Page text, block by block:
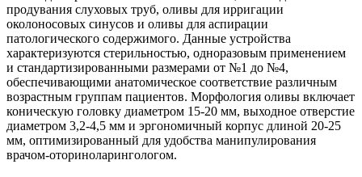
продувания слуховых труб, оливы для ирригации
околоносовых синусов и оливы для аспирации
патологического содержимого. Данные устройства
характеризуются стерильностью, одноразовым применением
и стандартизированными размерами от №1 до №4,
обеспечивающими анатомическое соответствие различным
возрастным группам пациентов. Морфология оливы включает
коническую головку диаметром 15-20 мм, выходное отверстие
диаметром 3,2-4,5 мм и эргономичный корпус длиной 20-25
мм, оптимизированный для удобства манипулирования
врачом-оториноларингологом.